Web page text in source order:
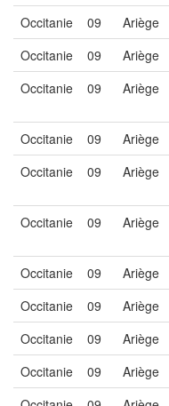
Occitanie
09 Ariège
Occitanie
09 Ariège
Occitanie
09 Ariège
Occitanie 09 Ariège
Occitanie
09 Ariège
Occitanie 09 Ariège
Occitanie 09 Ariège
Occitanie
09 Ariège
Occitanie
09 Ariège
Occitanie
09 Ariège